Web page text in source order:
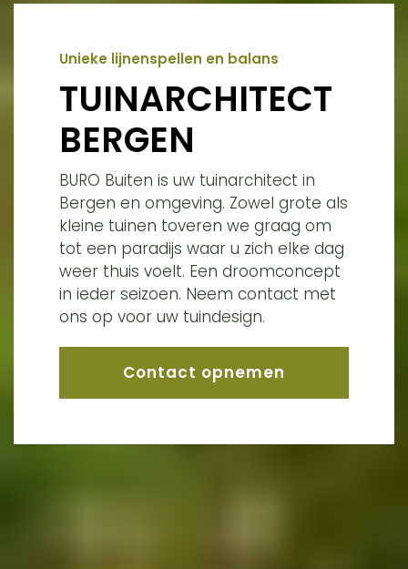
Unieke lijnenspellen en balans
TUINARCHITECT
BERGEN
BURO Buiten is uw tuinarchitect in
Bergen en omgeving. Zowel grote als
kleine tuinen toveren we graag om
tot een paradijs waar u zich elke dag
weer thuis voelt. Een droomconcept
in ieder seizoen. Neem contact met
ons op voor uw tuindesign.
Contact opnemen